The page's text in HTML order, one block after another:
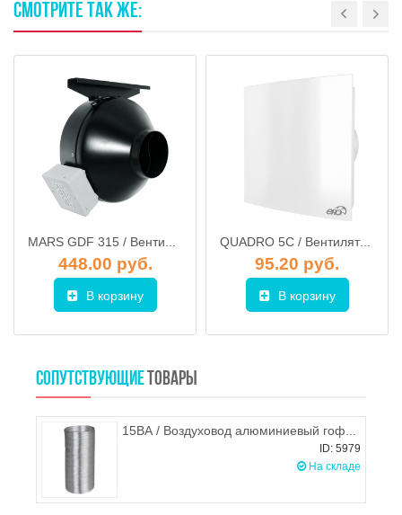
СМОТРИТЕ ТАКЖЕ:
MARS GDF 315 / Вентилятор центробежный стальной d.315
448.00 руб.
В корзину
QUADRO 5С / Вентилятор настенный d 125 мм с обратным клапаном, белый
95.20 руб.
В корзину
СОПУТСТВУЮЩИЕ ТОВАРЫ
15ВА / Воздуховод алюминиевый гофрированный (гофра) d.150, ЭРА
ID: 5979
На складе